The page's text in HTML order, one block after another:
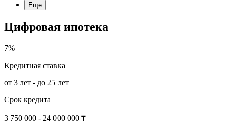
Еще
Цифровая ипотека
7%
Кредитная ставка
от 3 лет - до 25 лет
Срок кредита
3 750 000 - 24 000 000 ₸